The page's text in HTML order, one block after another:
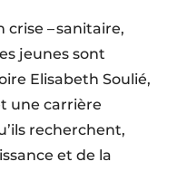
– sanitaire,
jeunes sont
Elisabeth Soulié,
une carrière
recherchent,
et de la